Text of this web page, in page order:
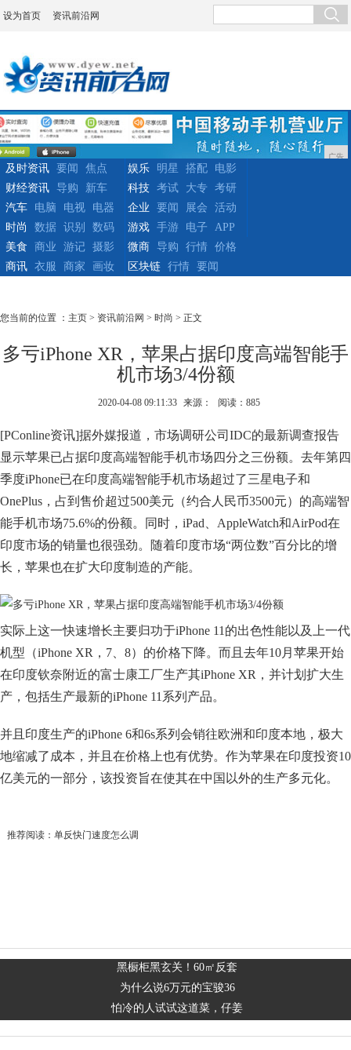
设为首页 资讯前沿网
广告
及时资讯 要闻
焦点
财经资讯
导购 新车
娱乐 明星 搭配
电影
科技
考试 大专
考研
汽车
电脑 电视
电器
时尚
数据 识别 数码
企业 要闻 展会
活动
游戏
手游 电子
APP
美食
商业 游记
摄影
商讯
衣服 商家 画妆
微商 导购 行情
价格
区块链
行情 要闻
您当前的位置 ： 主页 > 资讯前沿网 > 时尚 > 正文
多亏iPhone XR，苹果占据印度高端智能手
机市场3/4份额
2020-04-08 09:11:33 来源： 阅读：885
[PConline资讯]据外媒报道，市场调研公司IDC的最新调查报告
显示苹果已占据印度高端智能手机市场四分之三份额。去年第四
季度iPhone已在印度高端智能手机市场超过了三星电子和
OnePlus，占到售价超过500美元（约合人民币3500元）的高端智
能手机市场75.6%的份额。同时，iPad、AppleWatch和AirPod在
印度市场的销量也很强劲。随着印度市场“两位数”百分比的增
长，苹果也在扩大印度制造的产能。
实际上这一快速增长主要归功于iPhone 11的出色性能以及上一代
机型（iPhone XR，7、8）的价格下降。而且去年10月苹果开始
在印度钦奈附近的富士康工厂生产其iPhone XR，并计划扩大生
产，包括生产最新的iPhone 11系列产品。
并且印度生产的iPhone 6和6s系列会销往欧洲和印度本地，极大
地缩减了成本，并且在价格上也有优势。作为苹果在印度投资10
亿美元的一部分，该投资旨在使其在中国以外的生产多元化。
推荐阅读： 单反快门速度怎么调
黑橱柜黑玄关！60㎡反套
为什么说6万元的宝骏36
怕冷的人试试这道菜，仔姜